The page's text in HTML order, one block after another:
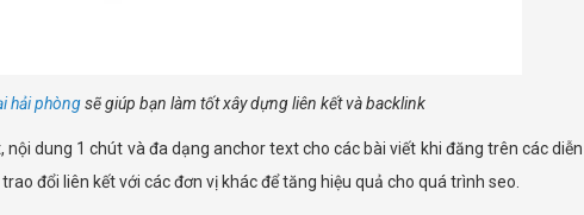
hải phòngsẽ giúp bạn làm tốt xây dựng liên kết và backlink
dung 1 chút và đa dạng anchor text cho các bài viết khi đăng trên các
đổi liên kết với các đơn vị khác để tăng hiệu quả cho quá trình seo.